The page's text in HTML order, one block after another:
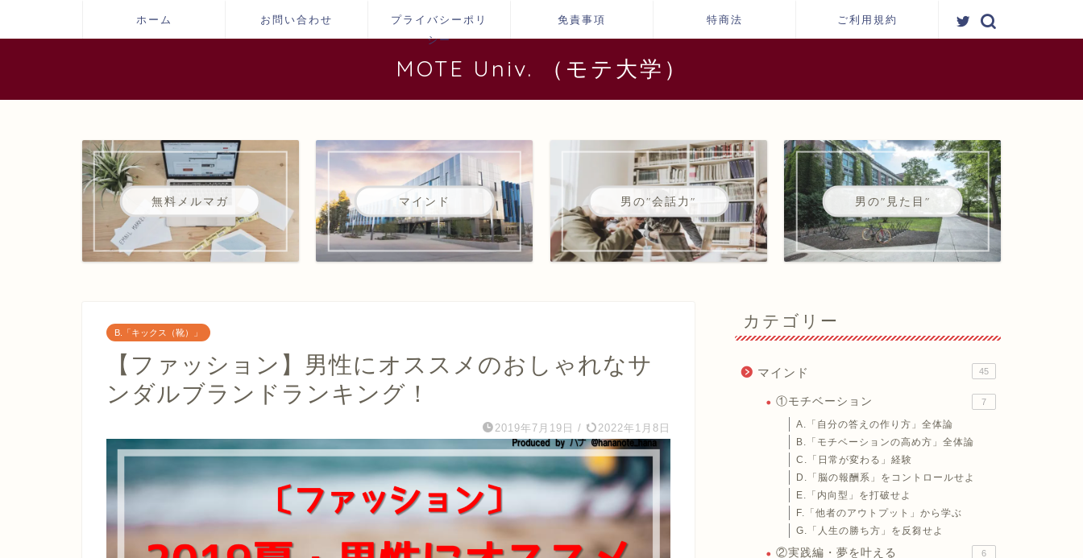
ホーム お問い合わせ
プライバシーポリ
シー
免責事項 特商法 ご利用規約
MOTE Univ. （モテ大学）
無料メルマガ マインド 男の"会話力" 男の"見た目"
B.「キックス（靴）」
【ファッション】男性にオススメのおしゃれなサ
ンダルブランドランキング！
2019年7月19日 / 2022年1月8日
カテゴリー
マインド 45
①モチベーション 7
A.「自分の答えの作り方」全体論
B.「モチベーションの高め方」全体論
C.「日常が変わる」経験
D.「脳の報酬系」をコントロールせよ
E.「内向型」を打破せよ
F.「他者のアウトプット」から学ぶ
G.「人生の勝ち方」を反芻せよ
②実践編・夢を叶える 6